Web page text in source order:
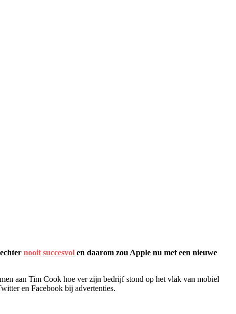
nooit succesvol en daarom zou Apple nu met een nieuwe
aan Tim Cook hoe ver zijn bedrijf stond op het vlak van mobiel
en Facebook bij advertenties.